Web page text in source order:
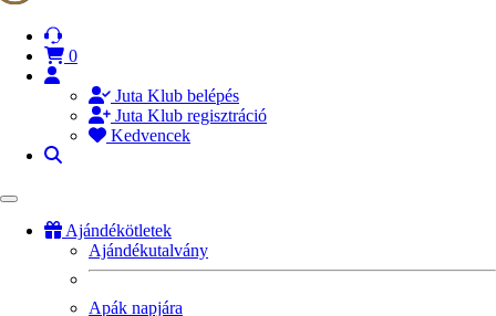
0
Juta Klub belépés
Juta Klub regisztráció
Kedvencek
Ajándékötletek
Ajándékutalvány
Apák napjára